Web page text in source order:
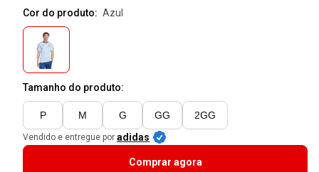
Cor do produto:
azul
Tamanho do produto:
P M G GG 2GG
Vendido e entregue por adidas
Comprar agora